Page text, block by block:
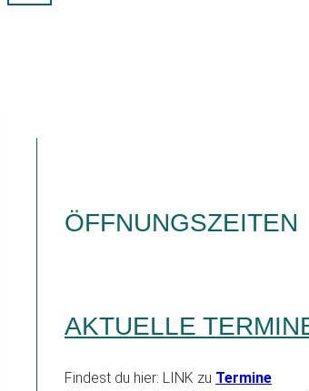
ÖFFNUNGSZEITEN
AKTUELLE
Findest du hier: LINK zu Termine